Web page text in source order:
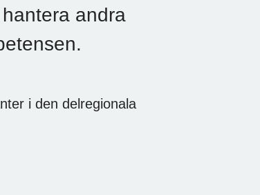
andra
i den delregionala